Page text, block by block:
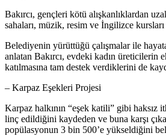
Bakırcı, gençleri kötü alışkanlıklardan
sahaları, müzik, resim ve İngilizce
Belediyenin yürüttüğü çalışmalar ile
anlatan Bakırcı, evdeki kadın üreticilerin
katılmasına tam destek verdiklerini de
– Karpaz Eşekleri Projesi
Karpaz halkının “eşek katili” gibi haksız
linç edildiğini kaydeden ve buna karşı
popülasyonun 3 bin 500’e yükseldiğini